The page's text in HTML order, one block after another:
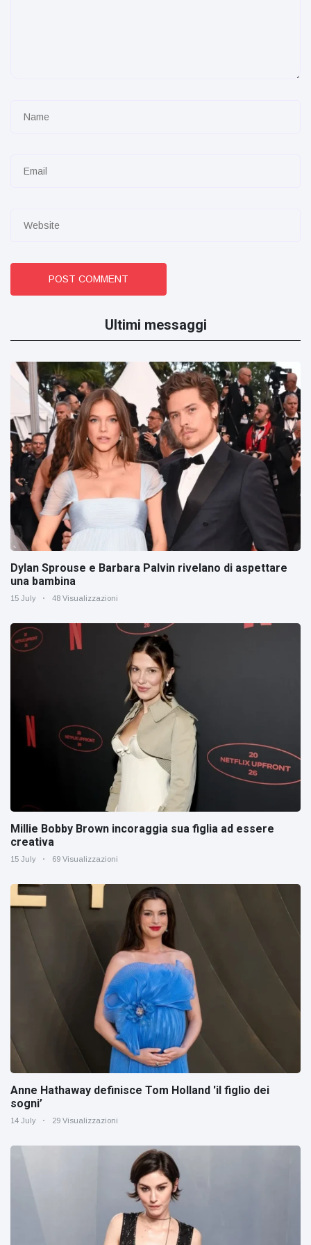
POST COMMENT
Ultimi messaggi
Dylan Sprouse e Barbara Palvin rivelano di aspettare
una bambina
15 July 48 Visualizzazioni
Millie Bobby Brown incoraggia sua figlia ad essere
creativa
15 July 69 Visualizzazioni
Anne Hathaway definisce Tom Holland 'il figlio dei
sogni’
14 July 29 Visualizzazioni